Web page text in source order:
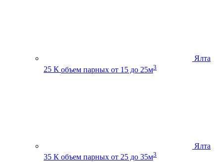
Ялта
25 К объем парных от 15 до 25м3
Ялта
35 К объем парных от 25 до 35м3